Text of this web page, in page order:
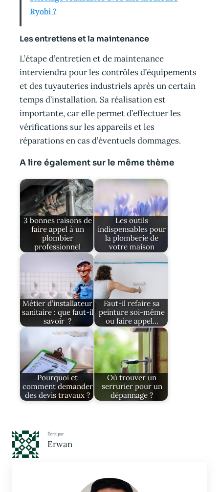
Ryobi ?
Les entretiens et la maintenance
L’étape d’entretien et de maintenance
interviendra pour les contrôles d’équipements
et des tuyauteries industriels après un certain
temps d’installation. Sa réalisation est
importante, car elle permet d’effectuer les
vérifications sur les appareils et les
réparations en cas d’éventuels dommages.
A lire également sur le même thème
3 bonnes raisons de
faire appel à un
plombier
professionnel
Les outils
indispensables pour
la plomberie de
votre maison
Métier d’installateur
sanitaire : que faut-il
savoir ?
Faut-il refaire sa
peinture soi-même
ou faire appel…
Pourquoi et
comment demander
des devis travaux ?
Où trouver un
serrurier pour un
dépannage ?
Écrit par
Erwan